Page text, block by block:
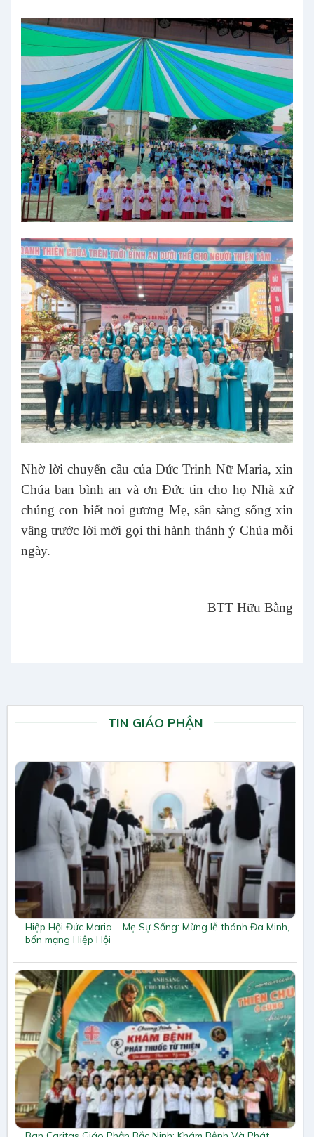
Nhờ lời chuyển cầu của Đức Trinh Nữ Maria, xin
Chúa ban bình an và ơn Đức tin cho họ Nhà xứ
chúng con biết noi gương Mẹ, sẵn sàng sống xin
vâng trước lời mời gọi thi hành thánh ý Chúa mỗi
ngày.
BTT Hữu Bằng
TIN GIÁO PHẬN
Hiệp Hội Đức Maria – Mẹ Sự Sống: Mừng lễ thánh Đa Minh,
bổn mạng Hiệp Hội